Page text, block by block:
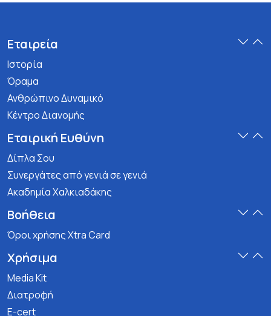
Εταιρεία
Ιστορία
Όραμα
Ανθρώπινο Δυναμικό
Κέντρο Διανομής
Εταιρική Ευθύνη
Δίπλα Σου
Συνεργάτες από γενιά σε γενιά
Ακαδημία Χαλκιαδάκης
Βοήθεια
Όροι χρήσης Xtra Card
Χρήσιμα
Media Kit
Διατροφή
E-cert